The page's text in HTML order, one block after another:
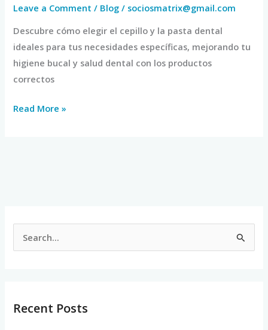
Leave a Comment / Blog / sociosmatrix@gmail.com
Descubre cómo elegir el cepillo y la pasta dental
ideales para tus necesidades específicas, mejorando tu
higiene bucal y salud dental con los productos
correctos
Read More »
c
Recent Posts